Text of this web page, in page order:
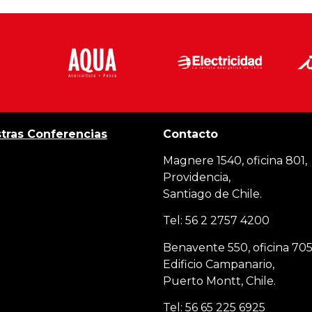
Conferencias Contacto
Magnere 1540, oficina 801,
Providencia,
Santiago de Chile.
Tel: 56 2 2757 4200
Benavente 550, oficina
Edificio Campanario,
Puerto Montt, Chile.
Tel: 56 65 225 6925